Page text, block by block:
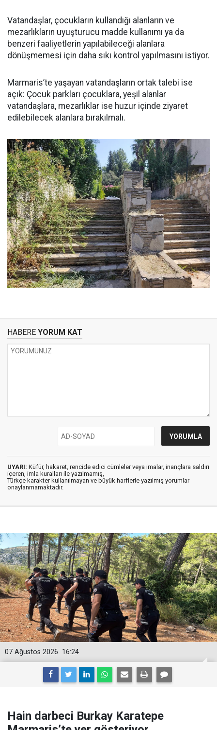
Vatandaşlar, çocukların kullandığı alanların ve
mezarlıkların uyuşturucu madde kullanımı ya da
benzeri faaliyetlerin yapılabileceği alanlara
dönüşmemesi için daha sıkı kontrol yapılmasını istiyor.
Marmaris’te yaşayan vatandaşların ortak talebi ise
açık: Çocuk parkları çocuklara, yeşil alanlar
vatandaşlara, mezarlıklar ise huzur içinde ziyaret
edilebilecek alanlara bırakılmalı.
HABERE YORUM KAT
UYARI: Küfür, hakaret, rencide edici cümleler veya imalar, inançlara saldırı
içeren, imla kuralları ile yazılmamış,
Türkçe karakter kullanılmayan ve büyük harflerle yazılmış yorumlar
onaylanmamaktadır.
16:24
07 Ağustos 2026
Hain darbeci Burkay Karatepe